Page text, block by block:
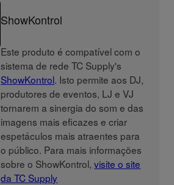
ShowKontrol
Este produto é compatível com o
sistema de rede TC Supply's
ShowKontrol. Isto permite aos DJ,
produtores de eventos, LJ e VJ
tornarem a sinergia do som e das
imagens mais eficazes e criar
espetáculos mais atraentes para
o público. Para mais informações
sobre o ShowKontrol,visite o site
da TC Supply